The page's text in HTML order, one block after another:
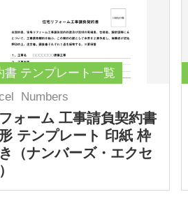
書 テンプレート一覧
Numbers
ォーム 工事請負契約書
テンプレート 印紙 枠
（ナンバーズ・エクセ